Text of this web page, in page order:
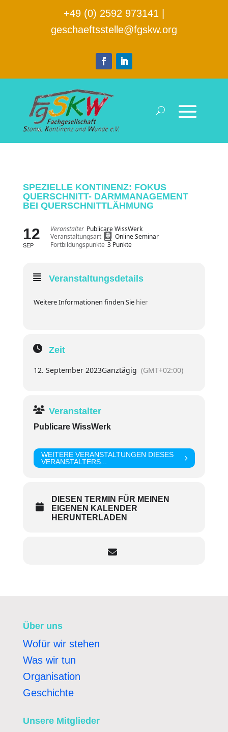
+49 (0) 2592 973141
geschaeftsstelle@fgskw.org
SPEZIELLE KONTINENZ: FOKUS
QUERSCHNITT- DARMMANAGEMENT
BEI QUERSCHNITTLÄHMUNG
12
SEP
Veranstalter Publicare WissWerk
Veranstaltungsart
Online Seminar
Fortbildungspunkte 3 Punkte
Veranstaltungsdetails
Weitere Informationen finden Sie hier
Zeit
12. September 2023Ganztägig (GMT+02:00)
Veranstalter
Publicare WissWerk
WEITERE VERANSTALTUNGEN DIESES
VERANSTALTERS...
DIESEN TERMIN FÜR MEINEN
EIGENEN KALENDER
HERUNTERLADEN
Über uns
Wofür wir stehen
Was wir tun
Organisation
Geschichte
Unsere Mitglieder